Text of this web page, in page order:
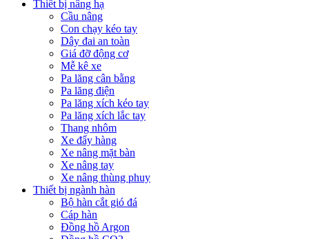
Thiết bị nâng hạ
Cầu nâng
Con chạy kéo tay
Dây đai an toàn
Giá đỡ động cơ
Mễ kê xe
Pa lăng cân bằng
Pa lăng điện
Pa lăng xích kéo tay
Pa lăng xích lắc tay
Thang nhôm
Xe đẩy hàng
Xe nâng mặt bàn
Xe nâng tay
Xe nâng thùng phuy
Thiết bị ngành hàn
Bộ hàn cắt gió đá
Cáp hàn
Đồng hồ Argon